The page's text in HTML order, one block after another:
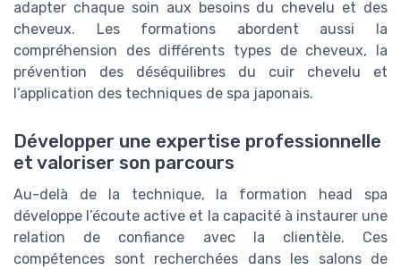
adapter chaque soin aux besoins du chevelu et des
cheveux. Les formations abordent aussi la
compréhension des différents types de cheveux, la
prévention des déséquilibres du cuir chevelu et
l’application des techniques de spa japonais.
Développer une expertise professionnelle
et valoriser son parcours
Au-delà de la technique, la formation head spa
développe l’écoute active et la capacité à instaurer une
relation de confiance avec la clientèle. Ces
compétences sont recherchées dans les salons de